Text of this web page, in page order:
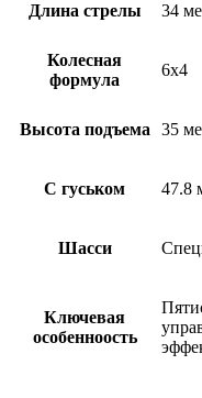
Длина стрелы 34
Колесная
формула
6х4
Высота подъема 35
С гуськом 47.8
Шасси
Ключевая
особенноость